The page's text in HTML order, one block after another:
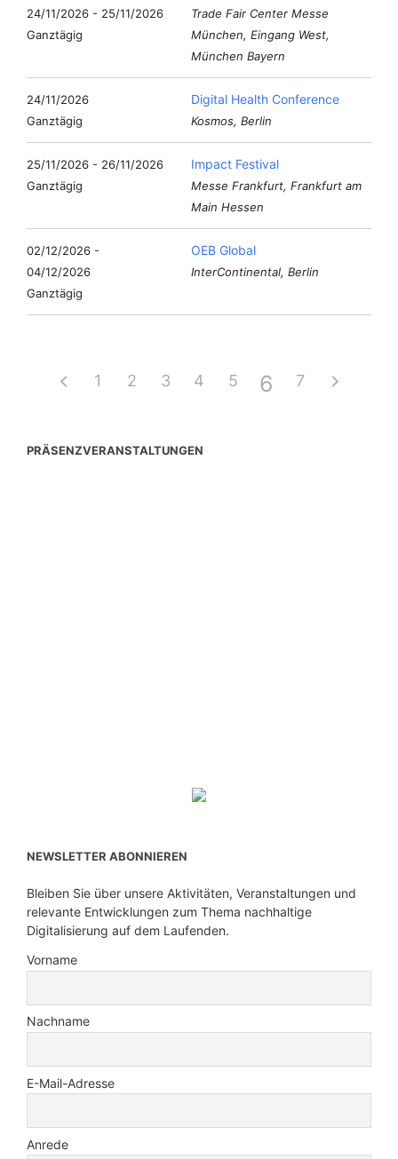
24/11/2026 - 25/11/2026
Ganztägig
Trade Fair Center Messe
München, Eingang West,
München Bayern
24/11/2026
Ganztägig
Digital Health Conference
Kosmos, Berlin
25/11/2026 - 26/11/2026
Ganztägig
Impact Festival
Messe Frankfurt, Frankfurt am
Main Hessen
02/12/2026 -
04/12/2026
Ganztägig
OEB Global
InterContinental, Berlin
1 2 3 4 5 6 7
PRÄSENZVERANSTALTUNGEN
NEWSLETTER ABONNIEREN
Bleiben Sie über unsere Aktivitäten, Veranstaltungen und
relevante Entwicklungen zum Thema nachhaltige
Digitalisierung auf dem Laufenden.
Vorname
Nachname
E-Mail-Adresse
Anrede